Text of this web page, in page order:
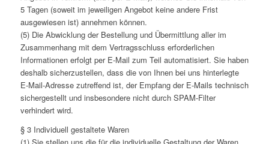
5 Tagen (soweit im jeweiligen Angebot keine andere Frist
ausgewiesen ist) annehmen können.
(5) Die Abwicklung der Bestellung und Übermittlung aller im
Zusammenhang mit dem Vertragsschluss erforderlichen
Informationen erfolgt per E-Mail zum Teil automatisiert. Sie haben
deshalb sicherzustellen, dass die von Ihnen bei uns hinterlegte
E-Mail-Adresse zutreffend ist, der Empfang der E-Mails technisch
sichergestellt und insbesondere nicht durch SPAM-Filter
verhindert wird.
§ 3 Individuell gestaltete Waren